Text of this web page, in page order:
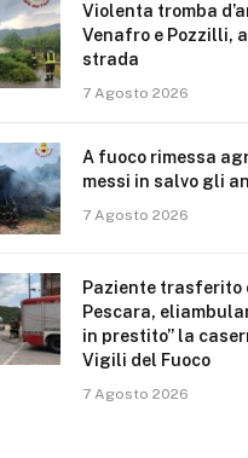
Violenta tromba
Venafro e Pozzilli,
strada
7 Agosto 2026
A fuoco rimessa
messi in salvo gli
7 Agosto 2026
Paziente trasferito
Pescara,
in prestito” la
Vigili del Fuoco
7 Agosto 2026